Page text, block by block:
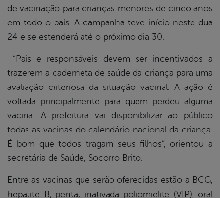
de vacinação para crianças menores de cinco anos
em todo o país. A campanha teve início neste dua
24 e se estenderá até o próximo dia 30.
“Pais e responsáveis devem ser incentivados a
trazerem a caderneta de saúde da criança para uma
avaliação criteriosa da situação vacinal. A ação é
voltada principalmente para quem perdeu alguma
vacina. A prefeitura vai disponibilizar ao público
todas as vacinas do calendário nacional da criança.
É bom que todos tragam seus filhos”, orientou a
secretária de Saúde, Socorro Brito.
Entre as vacinas que serão oferecidas estão a BCG,
hepatite B, penta, inativada poliomielite (VIP), oral